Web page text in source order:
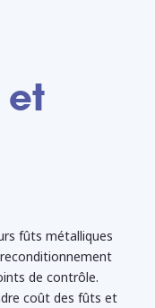
et
fûts métalliques
de contrôle.
coût des fûts et